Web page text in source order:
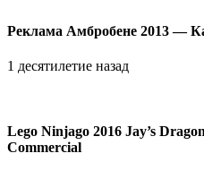
Реклама Амбробене 2013 —
1 десятилетие назад
Lego Ninjago 2016 Jay’s
Commercial